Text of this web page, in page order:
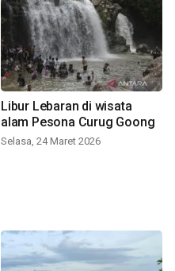
Libur Lebaran di wisata
alam Pesona Curug Goong
Selasa, 24 Maret 2026